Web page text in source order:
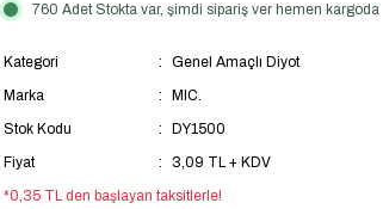
760 Adet Stokta var, şimdi sipariş ver hemen kargoda
Kategori
Genel Amaçlı Diyot
Marka
MIC.
Stok Kodu
DY1500
Fiyat
3,09 TL + KDV
*0,35 TL den başlayan taksitlerle!